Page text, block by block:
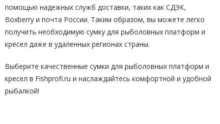
помощью надежных служб доставки, таких как СДЭК,
Boxberry и почта России. Таким образом, вы можете легко
получить необходимую сумку для рыболовных платформ и
кресел даже в удаленных регионах страны.
Выберите качественные сумки для рыболовных платформ и
кресел в Fishprofi.ru и наслаждайтесь комфортной и удобной
рыбалкой!